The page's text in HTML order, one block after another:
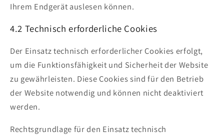
Ihrem Endgerät auslesen können.
4.2 Technisch erforderliche Cookies
Der Einsatz technisch erforderlicher Cookies erfolgt,
um die Funktionsfähigkeit und Sicherheit der Website
zu gewährleisten. Diese Cookies sind für den Betrieb
der Website notwendig und können nicht deaktiviert
werden.
Rechtsgrundlage für den Einsatz technisch